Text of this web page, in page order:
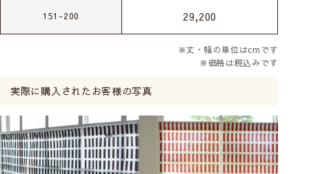
151-200 29,200
※丈・幅の単位はcmです
※価格は税込みです
実際に購入されたお客様の写真